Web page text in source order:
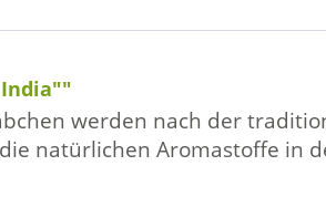
werden nach der
natürlichen Aromastoffe in